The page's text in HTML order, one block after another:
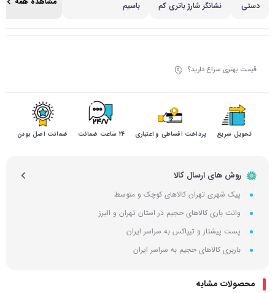
دستی
نشانگر شارژ باتری کم
باسیم
قیمت بهتری سراغ دارید؟
تحویل سریع پرداخت اقساطی و اعتباری ۲۴ ساعت ضمانت ضمانت اصل بودن
روش های ارسال کالا
پیک شهری تهران کالاهای کوچک و متوسط
وانت باری کالاهای حجیم در استان تهران و البرز
پست پیشتاز و تیپاکس به سراسر ایران
باربری کالاهای حجیم به سراسر ایران
محصولات مشابه